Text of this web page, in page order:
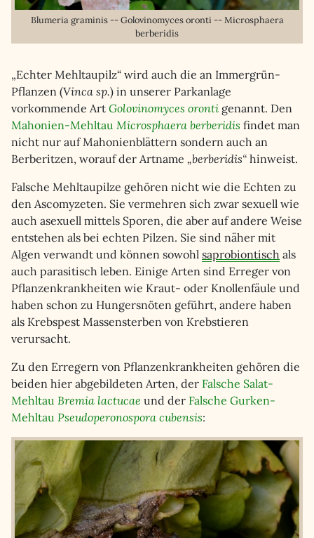
Blumeria graminis -- Golovinomyces oronti -- Microsphaera
berberidis
„Echter Mehltaupilz“ wird auch die an Immergrün-
Pflanzen (Vinca sp.) in unserer Parkanlage
vorkommende Art Golovinomyces oronti genannt. Den
Mahonien-Mehltau Microsphaera berberidis findet man
nicht nur auf Mahonienblättern sondern auch an
Berberitzen, worauf der Artname „berberidis“ hinweist.
Falsche Mehltaupilze gehören nicht wie die Echten zu
den Ascomyzeten. Sie vermehren sich zwar sexuell wie
auch asexuell mittels Sporen, die aber auf andere Weise
entstehen als bei echten Pilzen. Sie sind näher mit
Algen verwandt und können sowohl saprobiontisch als
auch parasitisch leben. Einige Arten sind Erreger von
Pflanzenkrankheiten wie Kraut- oder Knollenfäule und
haben schon zu Hungersnöten geführt, andere haben
als Krebspest Massensterben von Krebstieren
verursacht.
Zu den Erregern von Pflanzenkrankheiten gehören die
beiden hier abgebildeten Arten, der Falsche Salat-
Mehltau Bremia lactucae und der Falsche Gurken-
Mehltau Pseudoperonospora cubensis: